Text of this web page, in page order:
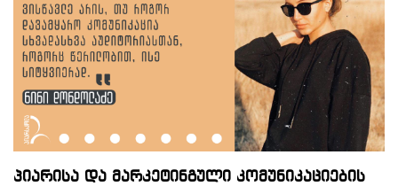
პიარისა და მარკეტინგული კომუნიკაციების